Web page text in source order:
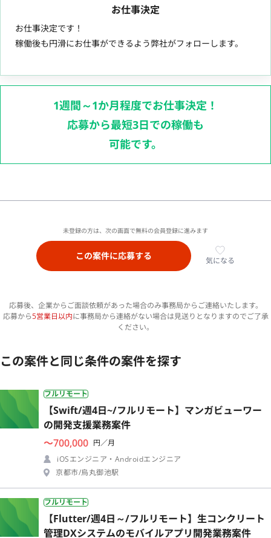
お仕事決定
お仕事決定です！
稼働後も円滑にお仕事ができるよう弊社がフォローします。
1週間～1か月程度でお仕事決定！
応募から最短3日での稼働も
可能です。
未登録の方は、次の画面で無料の会員登録に進みます
この案件に応募する 気になる
応募後、企業からご面談依頼があった場合のみ事務局からご連絡いたします。
応募から5営業日以内に事務局から連絡がない場合は見送りとなりますのでご了承
ください。
この案件と同じ条件の案件を探す
フルリモート
【Swift/週4日~/フルリモート】マンガビューワー
の開発支援業務案件
〜700,000 円／月
iOSエンジニア・Androidエンジニア
京都市/烏丸御池駅
フルリモート
【Flutter/週4日～/フルリモート】生コンクリート
管理DXシステムのモバイルアプリ開発業務案件